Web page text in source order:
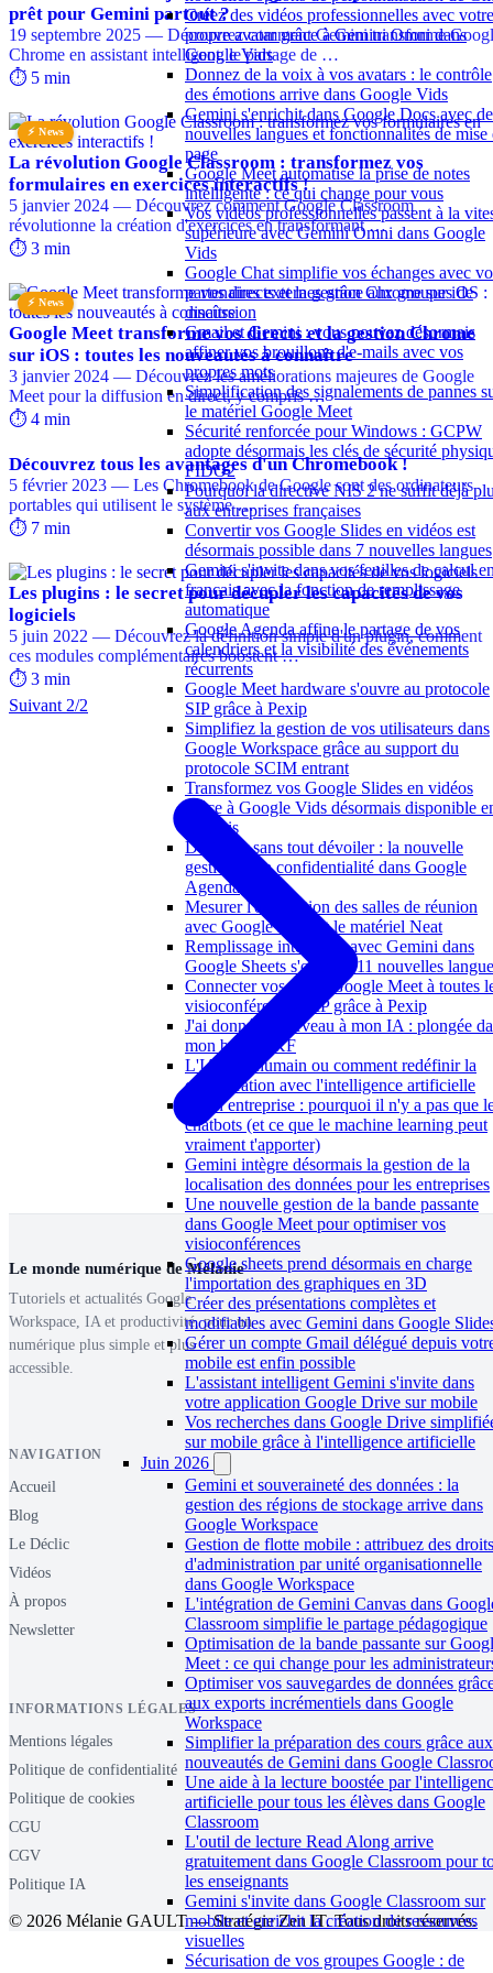
Créez des vidéos professionnelles avec votre
propre avatar grâce à Gemini Omni dans
Google Vids
Donnez de la voix à vos avatars : le contrôle
des émotions arrive dans Google Vids
Gemini s'enrichit dans Google Docs avec de
nouvelles langues et fonctionnalités de mise
page
Google Meet automatise la prise de notes
intelligente : ce qui change pour vous
Vos vidéos professionnelles passent à la
supérieure avec Gemini Omni dans Google
Vids
Google Chat simplifie vos échanges avec
partenaires externes grâce aux groupes de
discussion
Gmail et Gemini : vous pouvez désormais
affiner vos brouillons d'e-mails avec vos
propres mots
Simplification des signalements de pannes
le matériel Google Meet
Sécurité renforcée pour Windows : GCPW
adopte désormais les clés de sécurité
FIDO2
Pourquoi la directive NIS 2 ne suffit déjà
aux entreprises françaises
Convertir vos Google Slides en vidéos est
désormais possible dans 7 nouvelles langues
Gemini s'invite dans vos feuilles de calcul
français avec la fonction de remplissage
automatique
Google Agenda affine le partage de vos
calendriers et la visibilité des événements
récurrents
Google Meet hardware s'ouvre au protocole
SIP grâce à Pexip
Simplifiez la gestion de vos utilisateurs dans
Google Workspace grâce au support du
protocole SCIM entrant
Transformez vos Google Slides en vidéos
grâce à Google Vids désormais disponible
français
Déléguer sans tout dévoiler : la nouvelle
gestion de la confidentialité dans Google
Agenda
Mesurer l'occupation des salles de réunion
avec Google Meet et le matériel Neat
Remplissage intelligent avec Gemini dans
Google Sheets s'ouvre à 11 nouvelles
Connecter vos salles Google Meet à toutes
visioconférences SIP grâce à Pexip
J'ai donné un cerveau à mon IA : plongée
mon brain OKF
L'IA par l'humain ou comment redéfinir la
collaboration avec l'intelligence artificielle
IA en entreprise : pourquoi il n'y a pas que
chatbots (et ce que le machine learning peut
vraiment t'apporter)
Gemini intègre désormais la gestion de la
localisation des données pour les entreprises
Une nouvelle gestion de la bande passante
dans Google Meet pour optimiser vos
visioconférences
Google sheets prend désormais en charge
l'importation des graphiques en 3D
Créer des présentations complètes et
modifiables avec Gemini dans Google
Gérer un compte Gmail délégué depuis
mobile est enfin possible
L'assistant intelligent Gemini s'invite dans
votre application Google Drive sur mobile
Vos recherches dans Google Drive
sur mobile grâce à l'intelligence artificielle
Juin 2026
Gemini et souveraineté des données : la
gestion des régions de stockage arrive dans
Google Workspace
Gestion de flotte mobile : attribuez des droits
d'administration par unité organisationnelle
dans Google Workspace
L'intégration de Gemini Canvas dans
Classroom simplifie le partage pédagogique
Optimisation de la bande passante sur
Meet : ce qui change pour les
Optimiser vos sauvegardes de données
aux exports incrémentiels dans Google
Workspace
Simplifier la préparation des cours grâce aux
nouveautés de Gemini dans Google
Une aide à la lecture boostée par
artificielle pour tous les élèves dans Google
Classroom
L'outil de lecture Read Along arrive
gratuitement dans Google Classroom pour
les enseignants
Gemini s'invite dans Google Classroom sur
mobile et enrichit la création de ressources
visuelles
Sécurisation de vos groupes Google : de
prêt pour Gemini partout ?
19 septembre 2025 — Découvrez comment Gemini transforme
Chrome en assistant intelligent, le partage de …
⏱️ 5 min
⚡ News
La révolution Google Classroom : transformez vos
formulaires en exercices interactifs !
5 janvier 2024 — Découvrez comment Google Classroom
révolutionne la création d'exercices en transformant …
⏱️ 3 min
⚡ News
Google Meet transforme vos directs et la gestion Chrome
sur iOS : toutes les nouveautés à connaître
3 janvier 2024 — Découvrez les améliorations majeures de Google
Meet pour la diffusion en direct, y compris …
⏱️ 4 min
Découvrez tous les avantages d'un Chromebook !
5 février 2023 — Les Chromebook de Google sont des ordinateurs
portables qui utilisent le système …
⏱️ 7 min
Les plugins : le secret pour décupler les capacités de vos
logiciels
5 juin 2022 — Découvrez la définition simple d'un plugin, comment
ces modules complémentaires boostent …
⏱️ 3 min
Suivant 2/2
Le monde numérique de Mélanie
Tutoriels et actualités Google
Workspace, IA et productivité, pour un
numérique plus simple et plus
accessible.
NAVIGATION
Accueil
Blog
Le Déclic
Vidéos
À propos
Newsletter
INFORMATIONS LÉGALES
Mentions légales
Politique de confidentialité
Politique de cookies
CGU
CGV
Politique IA
© 2026 Mélanie GAULT — Stratégie Zen IT. Tous droits réservés.